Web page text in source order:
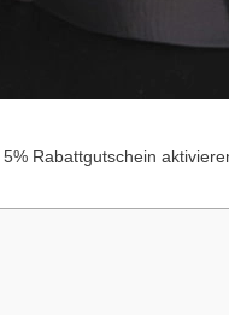
5% Rabattgutschein